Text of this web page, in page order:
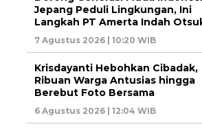
Jepang Peduli Lingkungan, Ini
Langkah PT Amerta Indah
7 Agustus 2026 | 10:20 WIB
Krisdayanti Hebohkan Cibadak,
Ribuan Warga Antusias hingga
Berebut Foto Bersama
6 Agustus 2026 | 12:04 WIB